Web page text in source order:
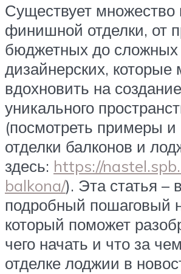
Существует множество
финишной отделки, от
бюджетных до сложных
дизайнерских, которые
вдохновить на создание
уникального
(посмотреть примеры и
отделки балконов и
здесь: https://
balkona/). Эта статья –
подробный пошаговый
который поможет
чего начать и что за
отделке лоджии в